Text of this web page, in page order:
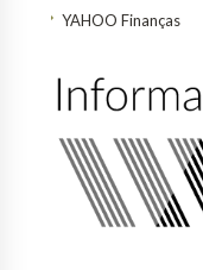
YAHOO Finanças